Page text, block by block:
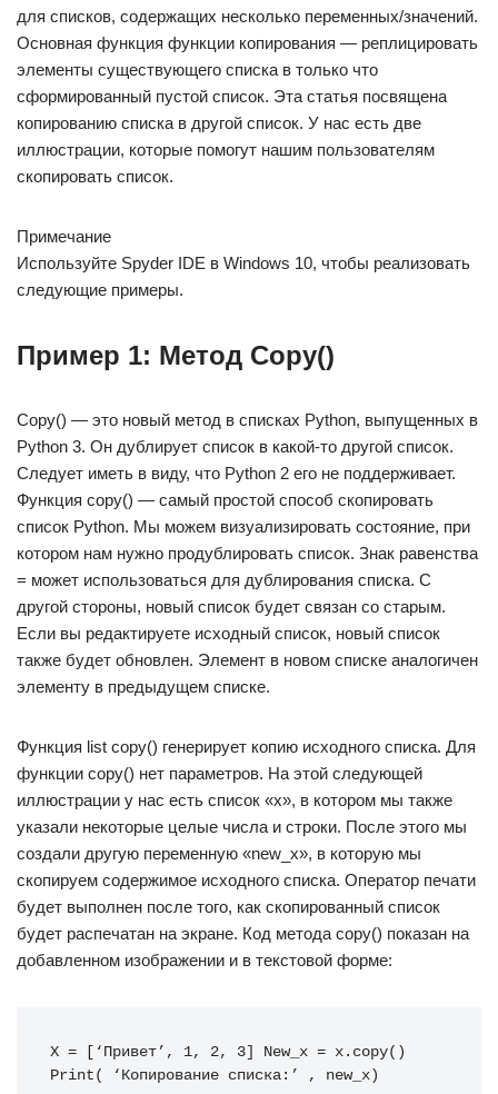
для списков, содержащих несколько переменных/значений.
Основная функция функции копирования — реплицировать
элементы существующего списка в только что
сформированный пустой список. Эта статья посвящена
копированию списка в другой список. У нас есть две
иллюстрации, которые помогут нашим пользователям
скопировать список.
Примечание
Используйте Spyder IDE в Windows 10, чтобы реализовать
следующие примеры.
Пример 1: Метод Copy()
Copy() — это новый метод в списках Python, выпущенных в
Python 3. Он дублирует список в какой-то другой список.
Следует иметь в виду, что Python 2 его не поддерживает.
Функция copy() — самый простой способ скопировать
список Python. Мы можем визуализировать состояние, при
котором нам нужно продублировать список. Знак равенства
= может использоваться для дублирования списка. С
другой стороны, новый список будет связан со старым.
Если вы редактируете исходный список, новый список
также будет обновлен. Элемент в новом списке аналогичен
элементу в предыдущем списке.
Функция list copy() генерирует копию исходного списка. Для
функции copy() нет параметров. На этой следующей
иллюстрации у нас есть список «x», в котором мы также
указали некоторые целые числа и строки. После этого мы
создали другую переменную «new_x», в которую мы
скопируем содержимое исходного списка. Оператор печати
будет выполнен после того, как скопированный список
будет распечатан на экране. Код метода copy() показан на
добавленном изображении и в текстовой форме:
X = [‘Привет’, 1, 2, 3] New_x = x.copy()
Print( ‘Копирование списка:’ , new_x)